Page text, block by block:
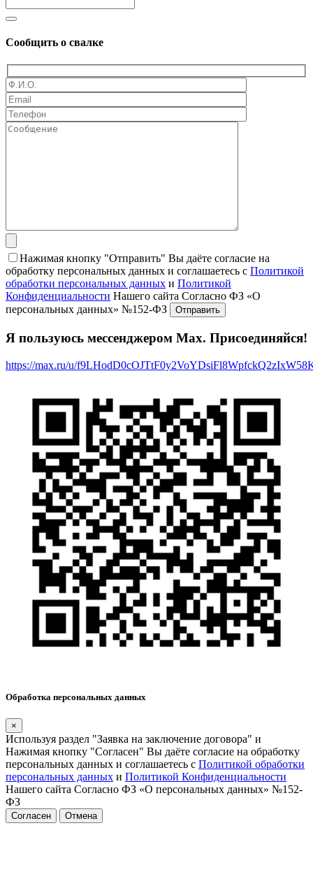
Сообщить о свалке
Нажимая кнопку "Отправить" Вы даёте согласие на
обработку персональных данных и соглашаетесь с Политикой
обработки персональных данных и Политикой
Конфиденциальности Нашего сайта Согласно ФЗ «О
персональных данных» №152-ФЗ
Я пользуюсь мессенджером Max. Присоединяйся!
https://max.ru/u/
Обработка персональных данных
×
Используя раздел "Заявка на заключение договора" и
Нажимая кнопку "Согласен" Вы даёте согласие на обработку
персональных данных и соглашаетесь с Политикой обработки
персональных данных и Политикой Конфиденциальности
Нашего сайта Согласно ФЗ «О персональных данных» №152-
ФЗ
Согласен Отмена